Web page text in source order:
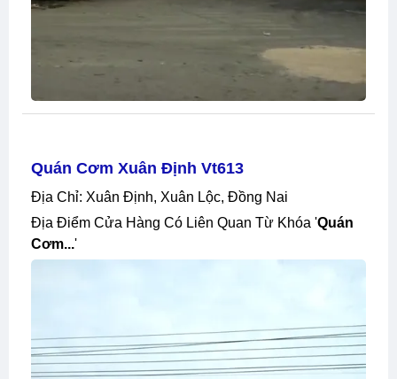
Quán Cơm Xuân Định Vt613
Địa Chỉ: Xuân Định, Xuân Lộc, Đồng Nai
Địa Điểm Cửa Hàng Có Liên Quan Từ Khóa 'Quán
Cơm...'